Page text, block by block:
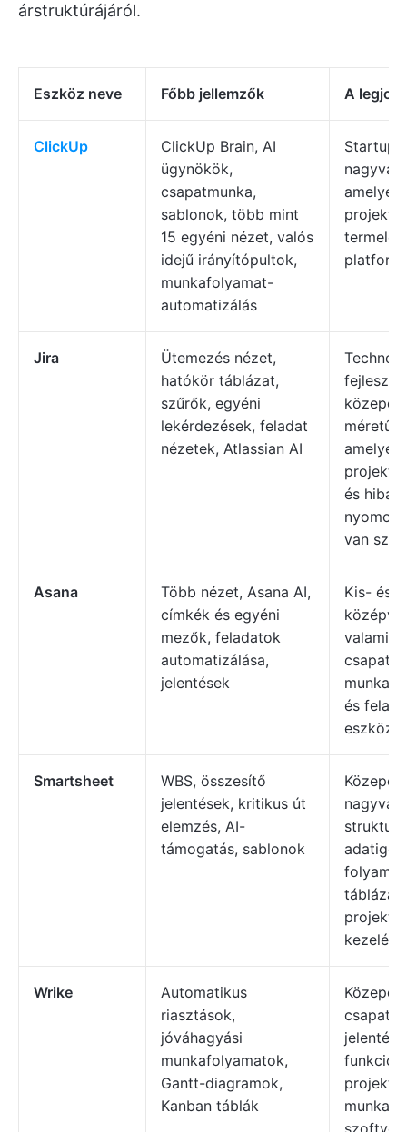
árstruktúrájáról.
Eszköz neve Főbb jellemzők A
ClickUp
ClickUp Brain, AI
ügynökök,
csapatmunka,
sablonok, több mint
15 egyéni nézet, valós
idejű irányítópultok,
munkafolyamat-
automatizálás
amelyek
projekt-
Jira
Ütemezés nézet,
hatókör táblázat,
szűrők, egyéni
lekérdezések, feladat
nézetek, Atlassian AI
közepes
méretű
és
nyomon
van
Asana
Több nézet, Asana AI,
címkék és egyéni
mezők, feladatok
automatizálása,
jelentések
Kis- és
és
eszközt
Smartsheet
WBS, összesítő
jelentések, kritikus út
elemzés, AI-
támogatás, sablonok
Közepes
projekt-
Wrike
Automatikus
riasztások,
jóváhagyási
munkafolyamatok,
Gantt-diagramok,
Kanban táblák
projekt-